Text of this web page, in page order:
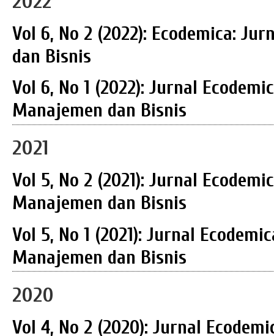
Vol 6, No 2 (2022): Ecodemica:
dan Bisnis
Vol 6, No 1 (2022): Jurnal
Manajemen dan Bisnis
2021
Vol 5, No 2 (2021): Jurnal
Manajemen dan Bisnis
Vol 5, No 1 (2021): Jurnal
Manajemen dan Bisnis
2020
Vol 4, No 2 (2020): Jurnal